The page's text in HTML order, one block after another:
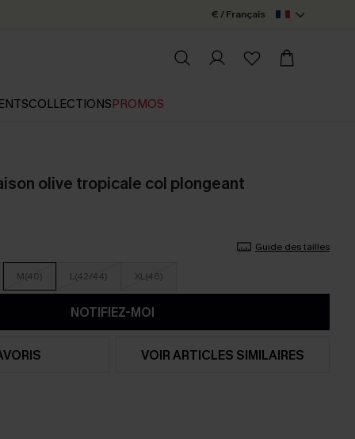
€ / Français
COLLECTIONSPROMOS
olive tropicale col plongeant
Guide des tailles
M(40) L(42/44) XL(46)
NOTIFIEZ-MOI
VOIR ARTICLES SIMILAIRES